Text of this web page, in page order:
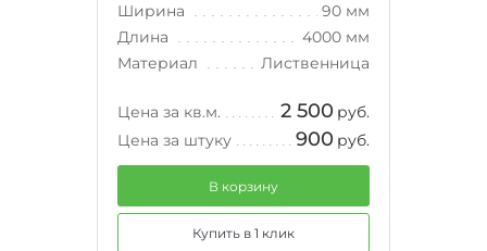
Ширина
90 мм
Длина
4000 мм
Материал
Лиственница
Цена за кв.м. 2 500 руб.
Цена за штуку
900 руб.
В корзину
Купить в 1 клик